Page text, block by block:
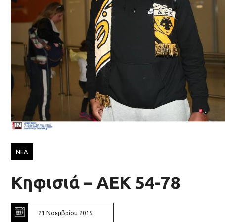
ΝΕΑ
Κηφισιά – ΑΕΚ 54-78
21 Νοεμβρίου 2015